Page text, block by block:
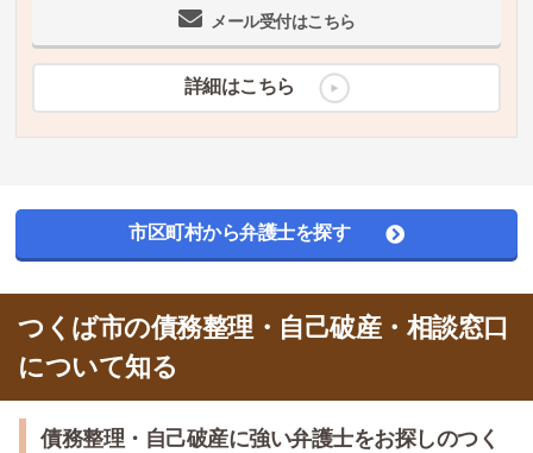
メール受付はこちら
詳細はこちら
市区町村から弁護士を探す
つくば市の債務整理・自己破産・相談窓口
について知る
債務整理・自己破産に強い弁護士をお探しのつく